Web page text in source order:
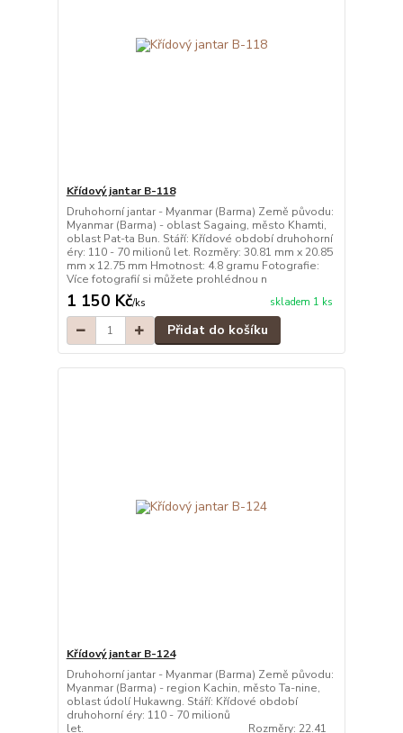
Křídový jantar B-118
Druhohorní jantar - Myanmar (Barma) Země původu:
Myanmar (Barma) - oblast Sagaing, město Khamti,
oblast Pat-ta Bun. Stáří: Křídové období druhohorní
éry: 110 - 70 milionů let. Rozměry: 30.81 mm x 20.85
mm x 12.75 mm Hmotnost: 4.8 gramu Fotografie:
Více fotografií si můžete prohlédnou n
1 150 Kč/ks skladem 1 ks
Přidat do košíku
Křídový jantar B-124
Druhohorní jantar - Myanmar (Barma) Země původu:
Myanmar (Barma) - region Kachin, město Ta-nine,
oblast údolí Hukawng. Stáří: Křídové období
druhohorní éry: 110 - 70 milionů
let. Rozměry: 22.41